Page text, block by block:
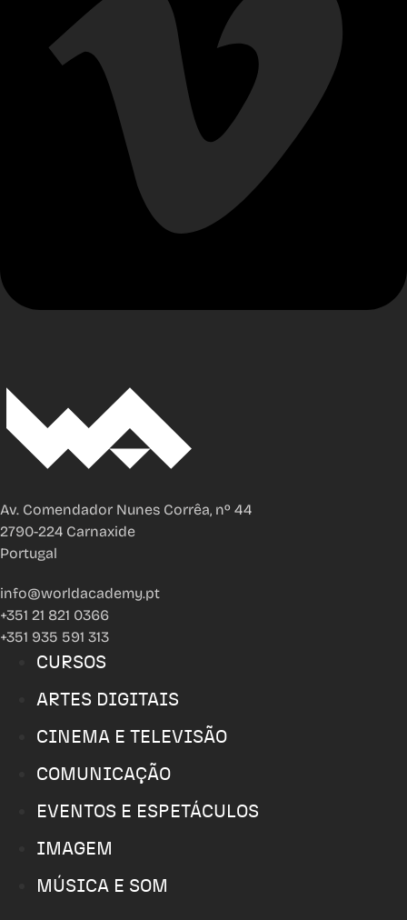
Av. Comendador Nunes Corrêa, nº 44
2790-224 Carnaxide
Portugal
info@worldacademy.pt
+351 21 821 0366
+351 935 591 313
CURSOS
ARTES DIGITAIS
CINEMA E TELEVISÃO
COMUNICAÇÃO
EVENTOS E ESPETÁCULOS
IMAGEM
MÚSICA E SOM